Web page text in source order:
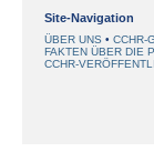
Site-Navigation
ÜBER UNS CCHR-
FAKTEN ÜBER DIE
CCHR-